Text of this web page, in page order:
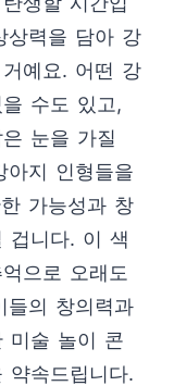
상력을 담아 강
예요. 어떤 강
수도 있고,
눈을 가질
아지 인형들을
가능성과 창
겁니다. 이 색
으로 오래도
들의 창의력과
미술 놀이 콘
약속드립니다.